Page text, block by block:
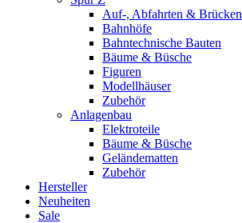
Auf-, Abfahrten & Brücken
Bahnhöfe
Bahntechnische Bauten
Bäume & Büsche
Figuren
Modellhäuser
Zubehör
Anlagenbau
Elektroteile
Bäume & Büsche
Geländematten
Zubehör
Hersteller
Neuheiten
Sale